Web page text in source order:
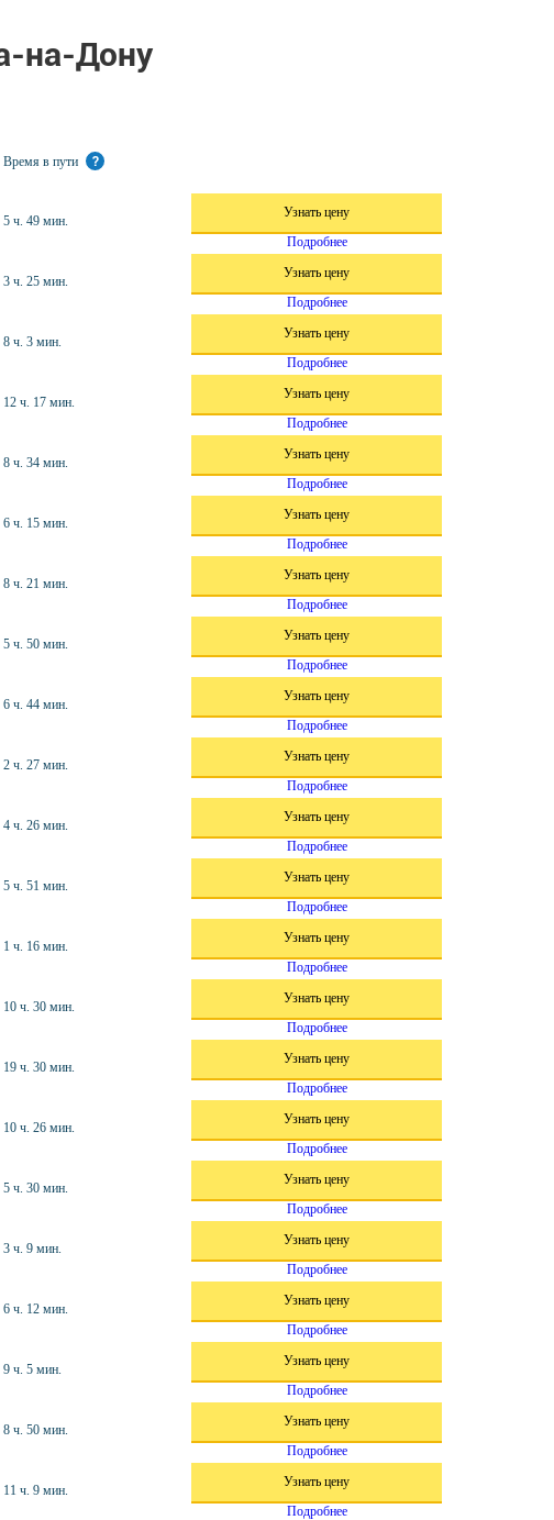
на-Дону
Время в пути ?
5 ч. 49 мин.
Узнать цену
Подробнее
3 ч. 25 мин.
Узнать цену
Подробнее
8 ч. 3 мин.
Узнать цену
Подробнее
12 ч. 17 мин.
Узнать цену
Подробнее
8 ч. 34 мин.
Узнать цену
Подробнее
6 ч. 15 мин.
Узнать цену
Подробнее
8 ч. 21 мин.
Узнать цену
Подробнее
5 ч. 50 мин.
Узнать цену
Подробнее
6 ч. 44 мин.
Узнать цену
Подробнее
2 ч. 27 мин.
Узнать цену
Подробнее
4 ч. 26 мин.
Узнать цену
Подробнее
5 ч. 51 мин.
Узнать цену
Подробнее
1 ч. 16 мин.
Узнать цену
Подробнее
10 ч. 30 мин.
Узнать цену
Подробнее
19 ч. 30 мин.
Узнать цену
Подробнее
10 ч. 26 мин.
Узнать цену
Подробнее
5 ч. 30 мин.
Узнать цену
Подробнее
3 ч. 9 мин.
Узнать цену
Подробнее
6 ч. 12 мин.
Узнать цену
Подробнее
9 ч. 5 мин.
Узнать цену
Подробнее
8 ч. 50 мин.
Узнать цену
Подробнее
11 ч. 9 мин.
Узнать цену
Подробнее